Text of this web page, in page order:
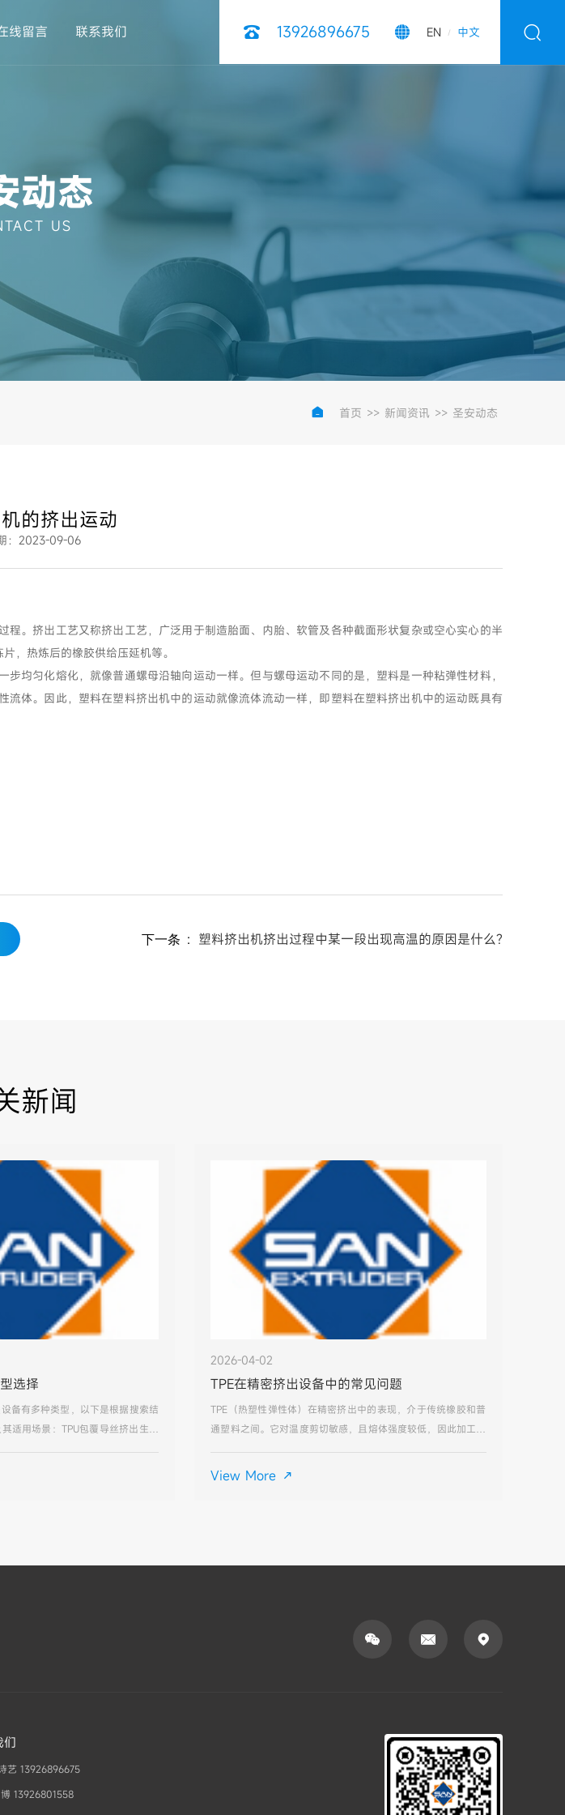
线留言 联系我们  13926896675  EN / 中文 
动态
US
 首页 >> 新闻资讯 >> 圣安动态
的挤出运动
：2023-09-06
。挤出工艺又称挤出工艺，广泛用于制造胎面、内胎、软管及各种截面形状复杂或空心实心的半
，热炼后的橡胶供给压延机等。
均匀化熔化，就像普通螺母沿轴向运动一样。但与螺母运动不同的是，塑料是一种粘弹性材料，
体。因此，塑料在塑料挤出机中的运动就像流体流动一样，即塑料在塑料挤出机中的运动既具有
下一条 ： 塑料挤出机挤出过程中某一段出现高温的原因是什么?
新闻
选择
备有多种类型，以下是根据搜索结
适用场景：TPU包覆导丝挤出生产
等，外面包覆一层高分子材料的导
2026-04-02
TPE在精密挤出设备中的常见问题
TPE（热塑性弹性体）在精密挤出中的表现，介于传统橡胶和普
通塑料之间。它对温度剪切敏感，且熔体强度较低，因此加工中
密挤出场景的典型问题及排查方向：1. 表面粗糙/麻面（塑化不
View More 
  
们
艺 13926896675
13926801558